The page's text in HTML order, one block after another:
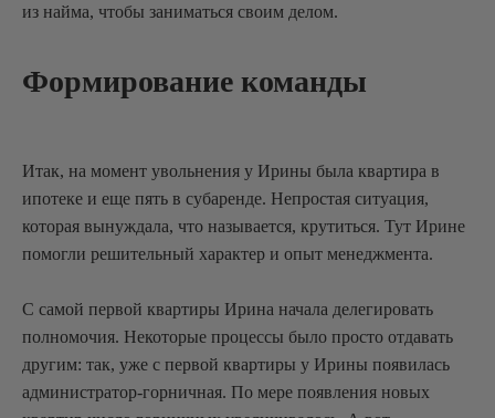
из найма, чтобы заниматься своим делом.
Формирование команды
Итак, на момент увольнения у Ирины была квартира в
ипотеке и еще пять в субаренде. Непростая ситуация,
которая вынуждала, что называется, крутиться. Тут Ирине
помогли решительный характер и опыт менеджмента.
С самой первой квартиры Ирина начала делегировать
полномочия. Некоторые процессы было просто отдавать
другим: так, уже с первой квартиры у Ирины появилась
администратор-горничная. По мере появления новых